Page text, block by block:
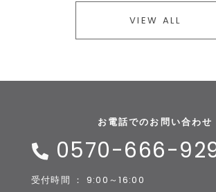
VIEW ALL
お電話でのお問い合わせ
0570-666-
受付時間 ： 9:00～16:00